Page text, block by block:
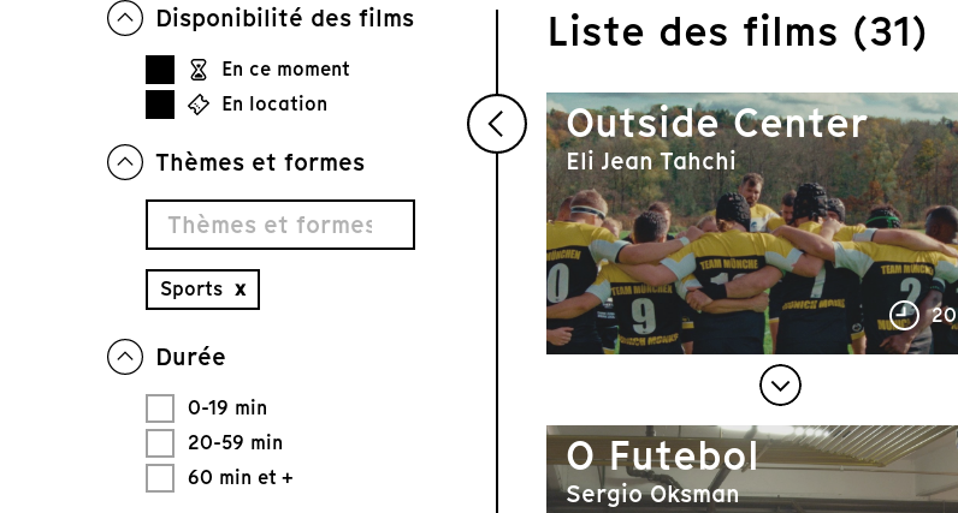
Disponibilité des films
En ce moment
En location
Thèmes et formes
Sports x
Durée
0-19 min
20-59 min
60 min et +
Liste des films (31)
Outside Center
Eli Jean Tahchi
O Futebol
Sergio Oksman